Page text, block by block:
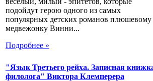
подойдут герою одного из самых
популярных детских романов плюшевому
медвежонку Винни...
Подробнее »
"Язык Третьего рейха. Записная
филолога" Виктора Клемперера